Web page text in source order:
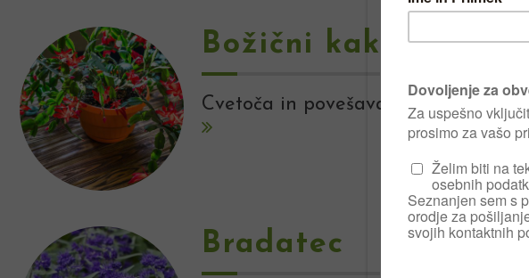
Božični kaktus
Cvetoča in povešava lončnica.
Bradatec